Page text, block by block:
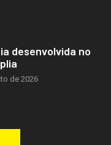
desenvolvida no
de 2026